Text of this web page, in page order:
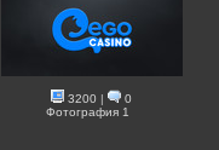
3200 |
0
Фотография 1